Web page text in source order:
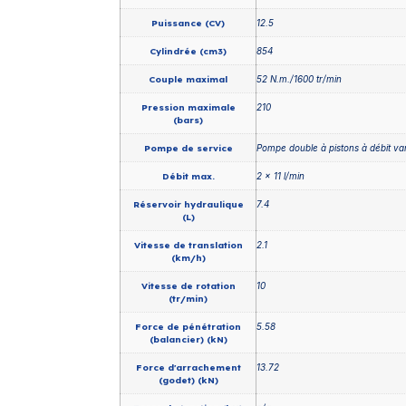
Puissance (CV) 12.5
Cylindrée (cm3) 854
Couple maximal 52 N.m./1600 tr/min
Pression maximale
(bars)
210
Pompe de service Pompe double à pistons à débit
Débit max. 2 x 11 l/min
Réservoir hydraulique
(L)
7.4
Vitesse de translation
(km/h)
2.1
Vitesse de rotation
(tr/min)
10
Force de pénétration
(balancier) (kN)
5.58
Force d'arrachement
(godet) (kN)
13.72